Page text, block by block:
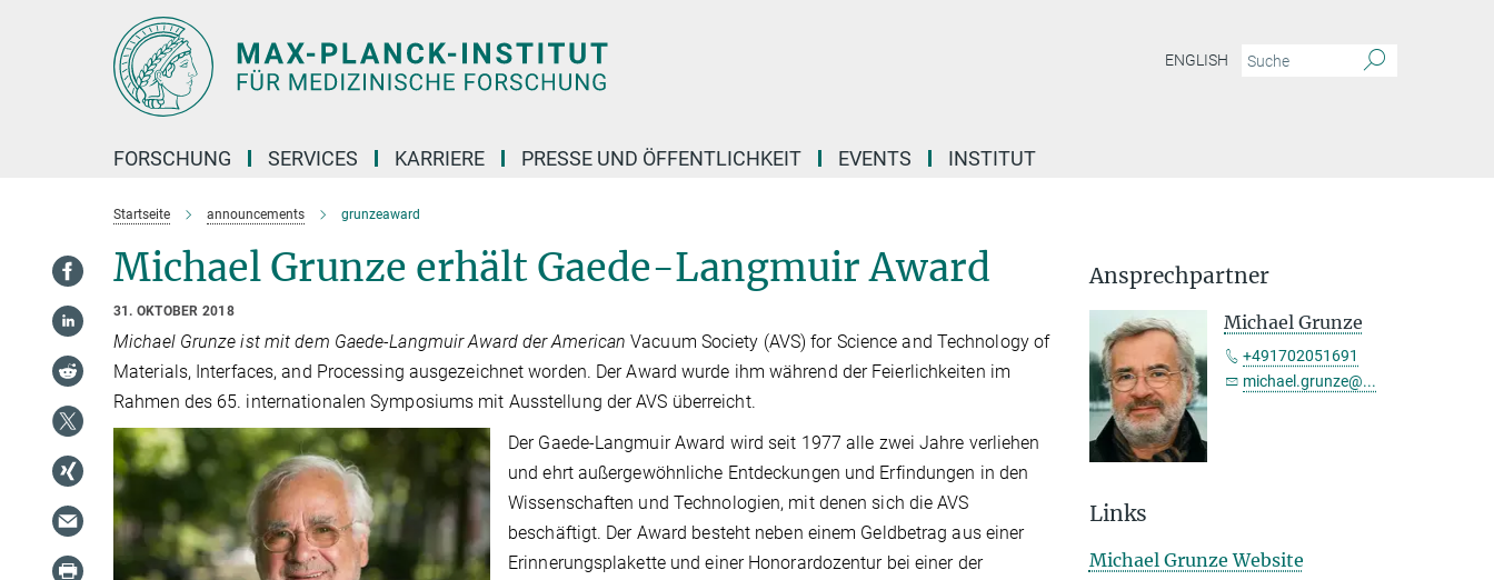
ENGLISH
FORSCHUNG SERVICES KARRIERE PRESSE UND ÖFFENTLICHKEIT EVENTS INSTITUT
Startseite announcements grunzeaward
Michael Grunze erhält Gaede-Langmuir Award
31. OKTOBER 2018
Michael Grunze ist mit dem Gaede-Langmuir Award der American Vacuum Society (AVS) for Science and Technology of
Materials, Interfaces, and Processing ausgezeichnet worden. Der Award wurde ihm während der Feierlichkeiten im
Rahmen des 65. internationalen Symposiums mit Ausstellung der AVS überreicht.
Der Gaede-Langmuir Award wird seit 1977 alle zwei Jahre verliehen
und ehrt außergewöhnliche Entdeckungen und Erfindungen in den
Wissenschaften und Technologien, mit denen sich die AVS
beschäftigt. Der Award besteht neben einem Geldbetrag aus einer
Erinnerungsplakette und einer Honorardozentur bei einer der
Ansprechpartner
Michael Grunze
+491702051691
michael.grunze@...
Links
Michael Grunze Website